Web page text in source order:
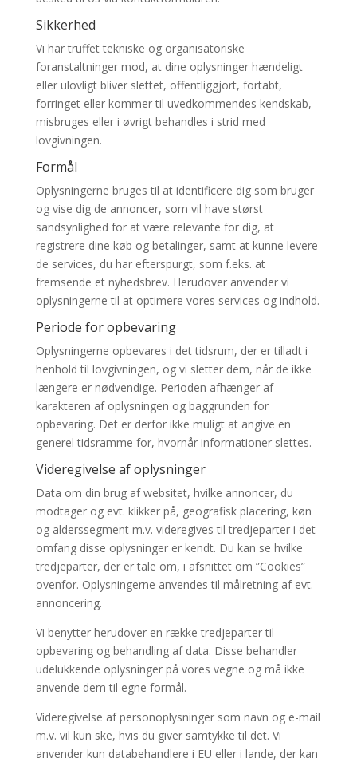
Sikkerhed
Vi har truffet tekniske og organisatoriske
foranstaltninger mod, at dine oplysninger hændeligt
eller ulovligt bliver slettet, offentliggjort, fortabt,
forringet eller kommer til uvedkommendes kendskab,
misbruges eller i øvrigt behandles i strid med
lovgivningen.
Formål
Oplysningerne bruges til at identificere dig som bruger
og vise dig de annoncer, som vil have størst
sandsynlighed for at være relevante for dig, at
registrere dine køb og betalinger, samt at kunne levere
de services, du har efterspurgt, som f.eks. at
fremsende et nyhedsbrev. Herudover anvender vi
oplysningerne til at optimere vores services og indhold.
Periode for opbevaring
Oplysningerne opbevares i det tidsrum, der er tilladt i
henhold til lovgivningen, og vi sletter dem, når de ikke
længere er nødvendige. Perioden afhænger af
karakteren af oplysningen og baggrunden for
opbevaring. Det er derfor ikke muligt at angive en
generel tidsramme for, hvornår informationer slettes.
Videregivelse af oplysninger
Data om din brug af websitet, hvilke annoncer, du
modtager og evt. klikker på, geografisk placering, køn
og alderssegment m.v. videregives til tredjeparter i det
omfang disse oplysninger er kendt. Du kan se hvilke
tredjeparter, der er tale om, i afsnittet om ”Cookies”
ovenfor. Oplysningerne anvendes til målretning af evt.
annoncering.
Vi benytter herudover en række tredjeparter til
opbevaring og behandling af data. Disse behandler
udelukkende oplysninger på vores vegne og må ikke
anvende dem til egne formål.
Videregivelse af personoplysninger som navn og e-mail
m.v. vil kun ske, hvis du giver samtykke til det. Vi
anvender kun databehandlere i EU eller i lande, der kan